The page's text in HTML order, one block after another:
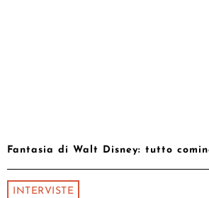
Fantasia di Walt Disney: tutto
INTERVISTE